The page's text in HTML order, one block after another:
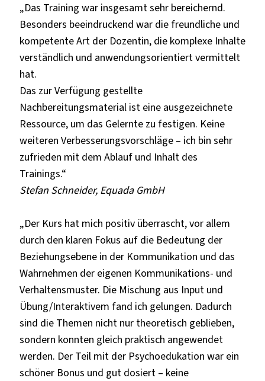
„Das Training war insgesamt sehr bereichernd.
Besonders beeindruckend war die freundliche und
kompetente Art der Dozentin, die komplexe Inhalte
verständlich und anwendungsorientiert vermittelt
hat.
Das zur Verfügung gestellte
Nachbereitungsmaterial ist eine ausgezeichnete
Ressource, um das Gelernte zu festigen. Keine
weiteren Verbesserungsvorschläge – ich bin sehr
zufrieden mit dem Ablauf und Inhalt des
Trainings.“
Stefan Schneider, Equada GmbH
„Der Kurs hat mich positiv überrascht, vor allem
durch den klaren Fokus auf die Bedeutung der
Beziehungsebene in der Kommunikation und das
Wahrnehmen der eigenen Kommunikations- und
Verhaltensmuster. Die Mischung aus Input und
Übung/Interaktivem fand ich gelungen. Dadurch
sind die Themen nicht nur theoretisch geblieben,
sondern konnten gleich praktisch angewendet
werden. Der Teil mit der Psychoedukation war ein
schöner Bonus und gut dosiert – keine